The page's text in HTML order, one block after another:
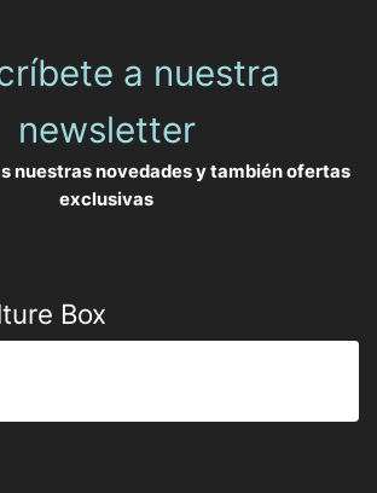
a nuestra
newsletter
nuestras novedades y también ofertas
exclusivas
Box